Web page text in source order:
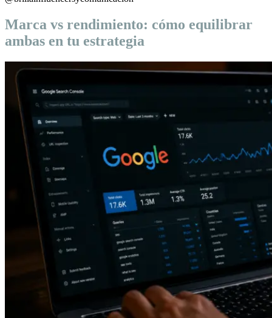
Marca vs rendimiento: cómo equilibrar
ambas en tu estrategia